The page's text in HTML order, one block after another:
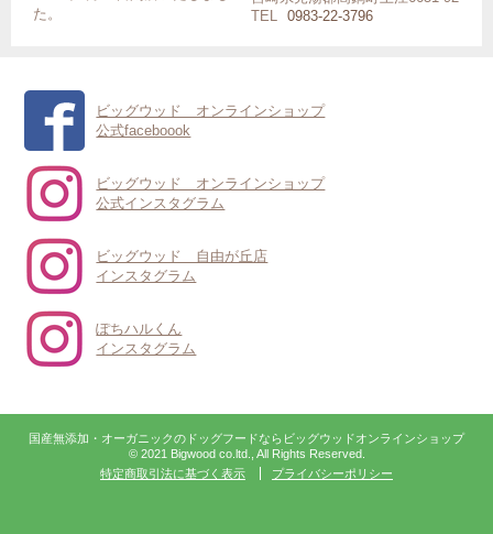
た。
TEL 0983-22-3796
ビッグウッド オンラインショップ
公式faceboook
ビッグウッド オンラインショップ
公式インスタグラム
ビッグウッド 自由が丘店
インスタグラム
ぽちハルくん
インスタグラム
国産無添加・オーガニックのドッグフードならビッグウッドオンラインショップ
© 2021 Bigwood co.ltd., All Rights Reserved.
特定商取引法に基づく表示
プライバシーポリシー